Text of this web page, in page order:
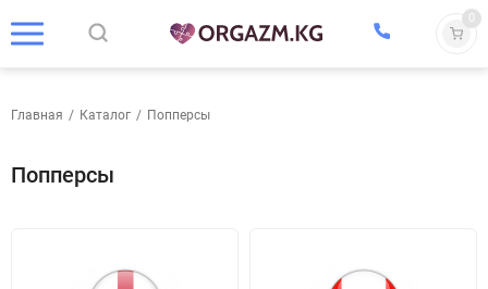
0
Главная / Каталог / Попперсы
Попперсы